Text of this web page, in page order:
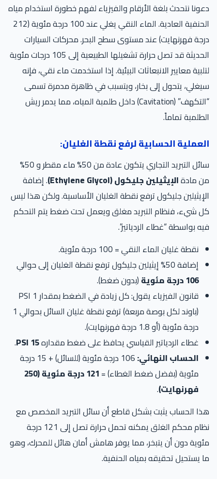
دعونا نتحدث بلغة الأرقام والفيزياء لفهم خطورة استخدام مياه
الحنفية العادية. الماء النقي يغلي عند 100 درجة مئوية (212
درجة فهرنهايت) عند مستوى سطح البحر. محركات السيارات
الحديثة قد تصل حرارة تشغيلها الطبيعية إلى 105 درجات مئوية
لتلبية معايير الانبعاثات البيئية. إذا استخدمت ماء نقي، فإنه
سيغلي، يتحول إلى بخار، ويتسبب في ظاهرة مدمرة تسمى
“التكهف” (Cavitation) داخل طلمبة المياه، مما يدمر ريش
الطلمبة تماماً.
العملية الحسابية لرفع نقطة الغليان:
سائل التبريد التجاري يتكون عادة من 50% ماء مقطر و 50%
من مادةالإيثيلين جليكول (Ethylene Glycol)
. إضافة
الإيثيلين جليكول ترفع نقطة الغليان الأساسية. ولكن هذا ليس
كل شيء، فنظام التبريد مغلق ويعمل تحت ضغط يتم التحكم
فيه بواسطة “غطاء الردياتير”.
نقطة غليان الماء النقي = 100 درجة مئوية.
إضافة 50% إيثيلين جليكول ترفع نقطة الغليان إلى حوالي
106 درجة مئوية
(بدون ضغط).
قانون الفيزياء يقول: كل زيادة في الضغط بمقدار 1 PSI
(باوند لكل بوصة مربعة) ترفع نقطة غليان السائل بحوالي 1
درجة مئوية (أو 1.8 درجة فهرنهايت).
غطاء الردياتير القياسي يحافظ على ضغط مقداره15 PSI
.
الحساب النهائي:
106 درجة مئوية (للسائل) + 15 درجة
مئوية (بفضل ضغط الغطاء) =
121 درجة مئوية (250
فهرنهايت).
هذا الحساب يثبت بشكل قاطع أن سائل التبريد المخصص مع
نظام محكم الغلق يمكنه تحمل حرارة تصل إلى 121 درجة
مئوية دون أن يتبخر، مما يوفر هامش أمان هائل للمحرك، وهو
ما يستحيل تحقيقه بمياه الحنفية.